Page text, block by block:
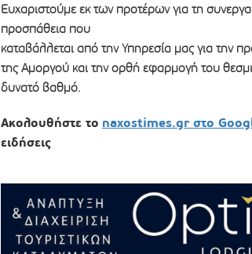
Ευχαριστούμε εκ των προτέρων για τη
προσπάθεια που
καταβάλλεται από την Υπηρεσία μας για την
της Αμοργού και την ορθή εφαρμογή του
δυνατό βαθμό.
Ακολουθήστε το naxostimes.gr στο
ειδήσεις